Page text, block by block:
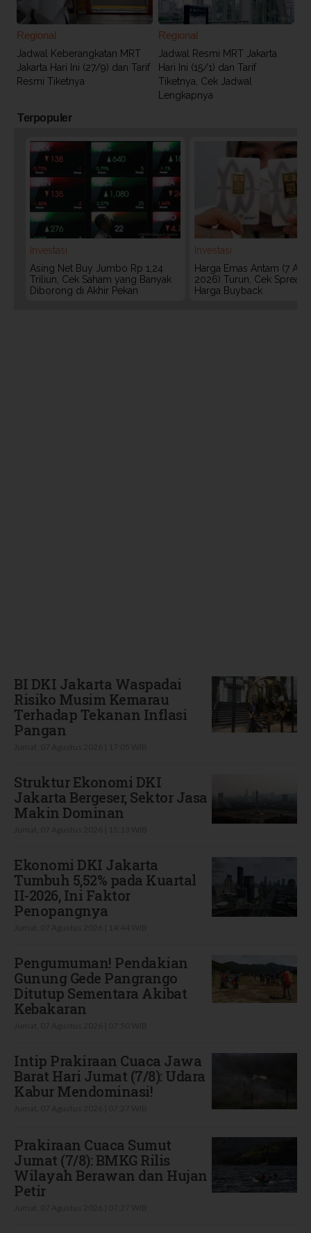
Regional
Jadwal Keberangkatan MRT
Jakarta Hari Ini (27/9) dan Tarif
Resmi Tiketnya
Regional
Jadwal Resmi MRT Jakarta
Hari Ini (15/1) dan Tarif
Tiketnya, Cek Jadwal
Lengkapnya
Terpopuler
Investasi
Asing Net Buy Jumbo Rp 1,24
Triliun, Cek Saham yang Banyak
Diborong di Akhir Pekan
Investasi
Harga Emas Antam (7
2026) Turun, Cek Spread
Harga Buyback
BI DKI Jakarta Waspadai
Risiko Musim Kemarau
Terhadap Tekanan Inflasi
Pangan
Struktur Ekonomi DKI
Jakarta Bergeser, Sektor Jasa
Makin Dominan
Ekonomi DKI Jakarta
Tumbuh 5,52% pada Kuartal
II-2026, Ini Faktor
Penopangnya
Pengumuman! Pendakian
Gunung Gede Pangrango
Ditutup Sementara Akibat
Kebakaran
Intip Prakiraan Cuaca Jawa
Barat Hari Jumat (7/8): Udara
Kabur Mendominasi!
Prakiraan Cuaca Sumut
Jumat (7/8): BMKG Rilis
Wilayah Berawan dan Hujan
Petir